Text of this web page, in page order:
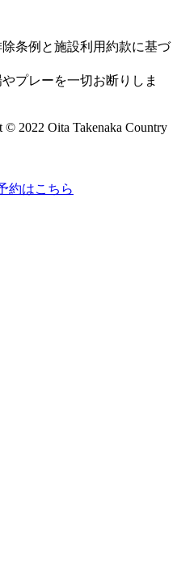
条例と施設利用約款に基づ
プレーを一切お断りしま
© 2022 Oita Takenaka Country
約はこちら